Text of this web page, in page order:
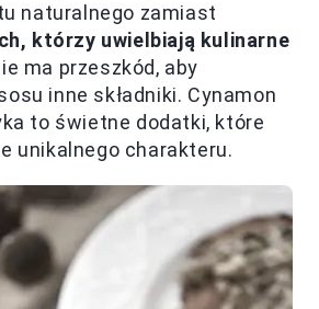
naturalnego zamiast
którzy uwielbiają kulinarne
ma przeszkód, aby
inne składniki. Cynamon
to świetne dodatki, które
unikalnego charakteru.